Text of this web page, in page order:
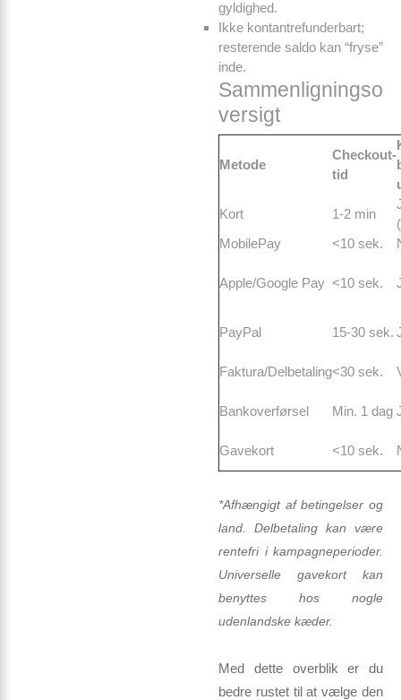
gyldighed.
Ikke kontant­refunderbart;
resterende saldo kan “fryse”
inde.
Sammenligningso
versigt
Metode
Checkout-
tid
Kort
1-2 min
MobilePay
<10 sek.
Apple/Google Pay <10 sek.
PayPal 15-30 sek.
Faktura/Delbetaling<30 sek.
Bankoverførsel Min. 1 dag
Gavekort <10 sek.
*Afhængigt af betingelser og
land. Delbetaling kan være
rentefri i kampagneperioder.
Universelle gavekort kan
benyttes hos nogle
udenlandske kæder.
Med dette overblik er du
bedre rustet til at vælge den